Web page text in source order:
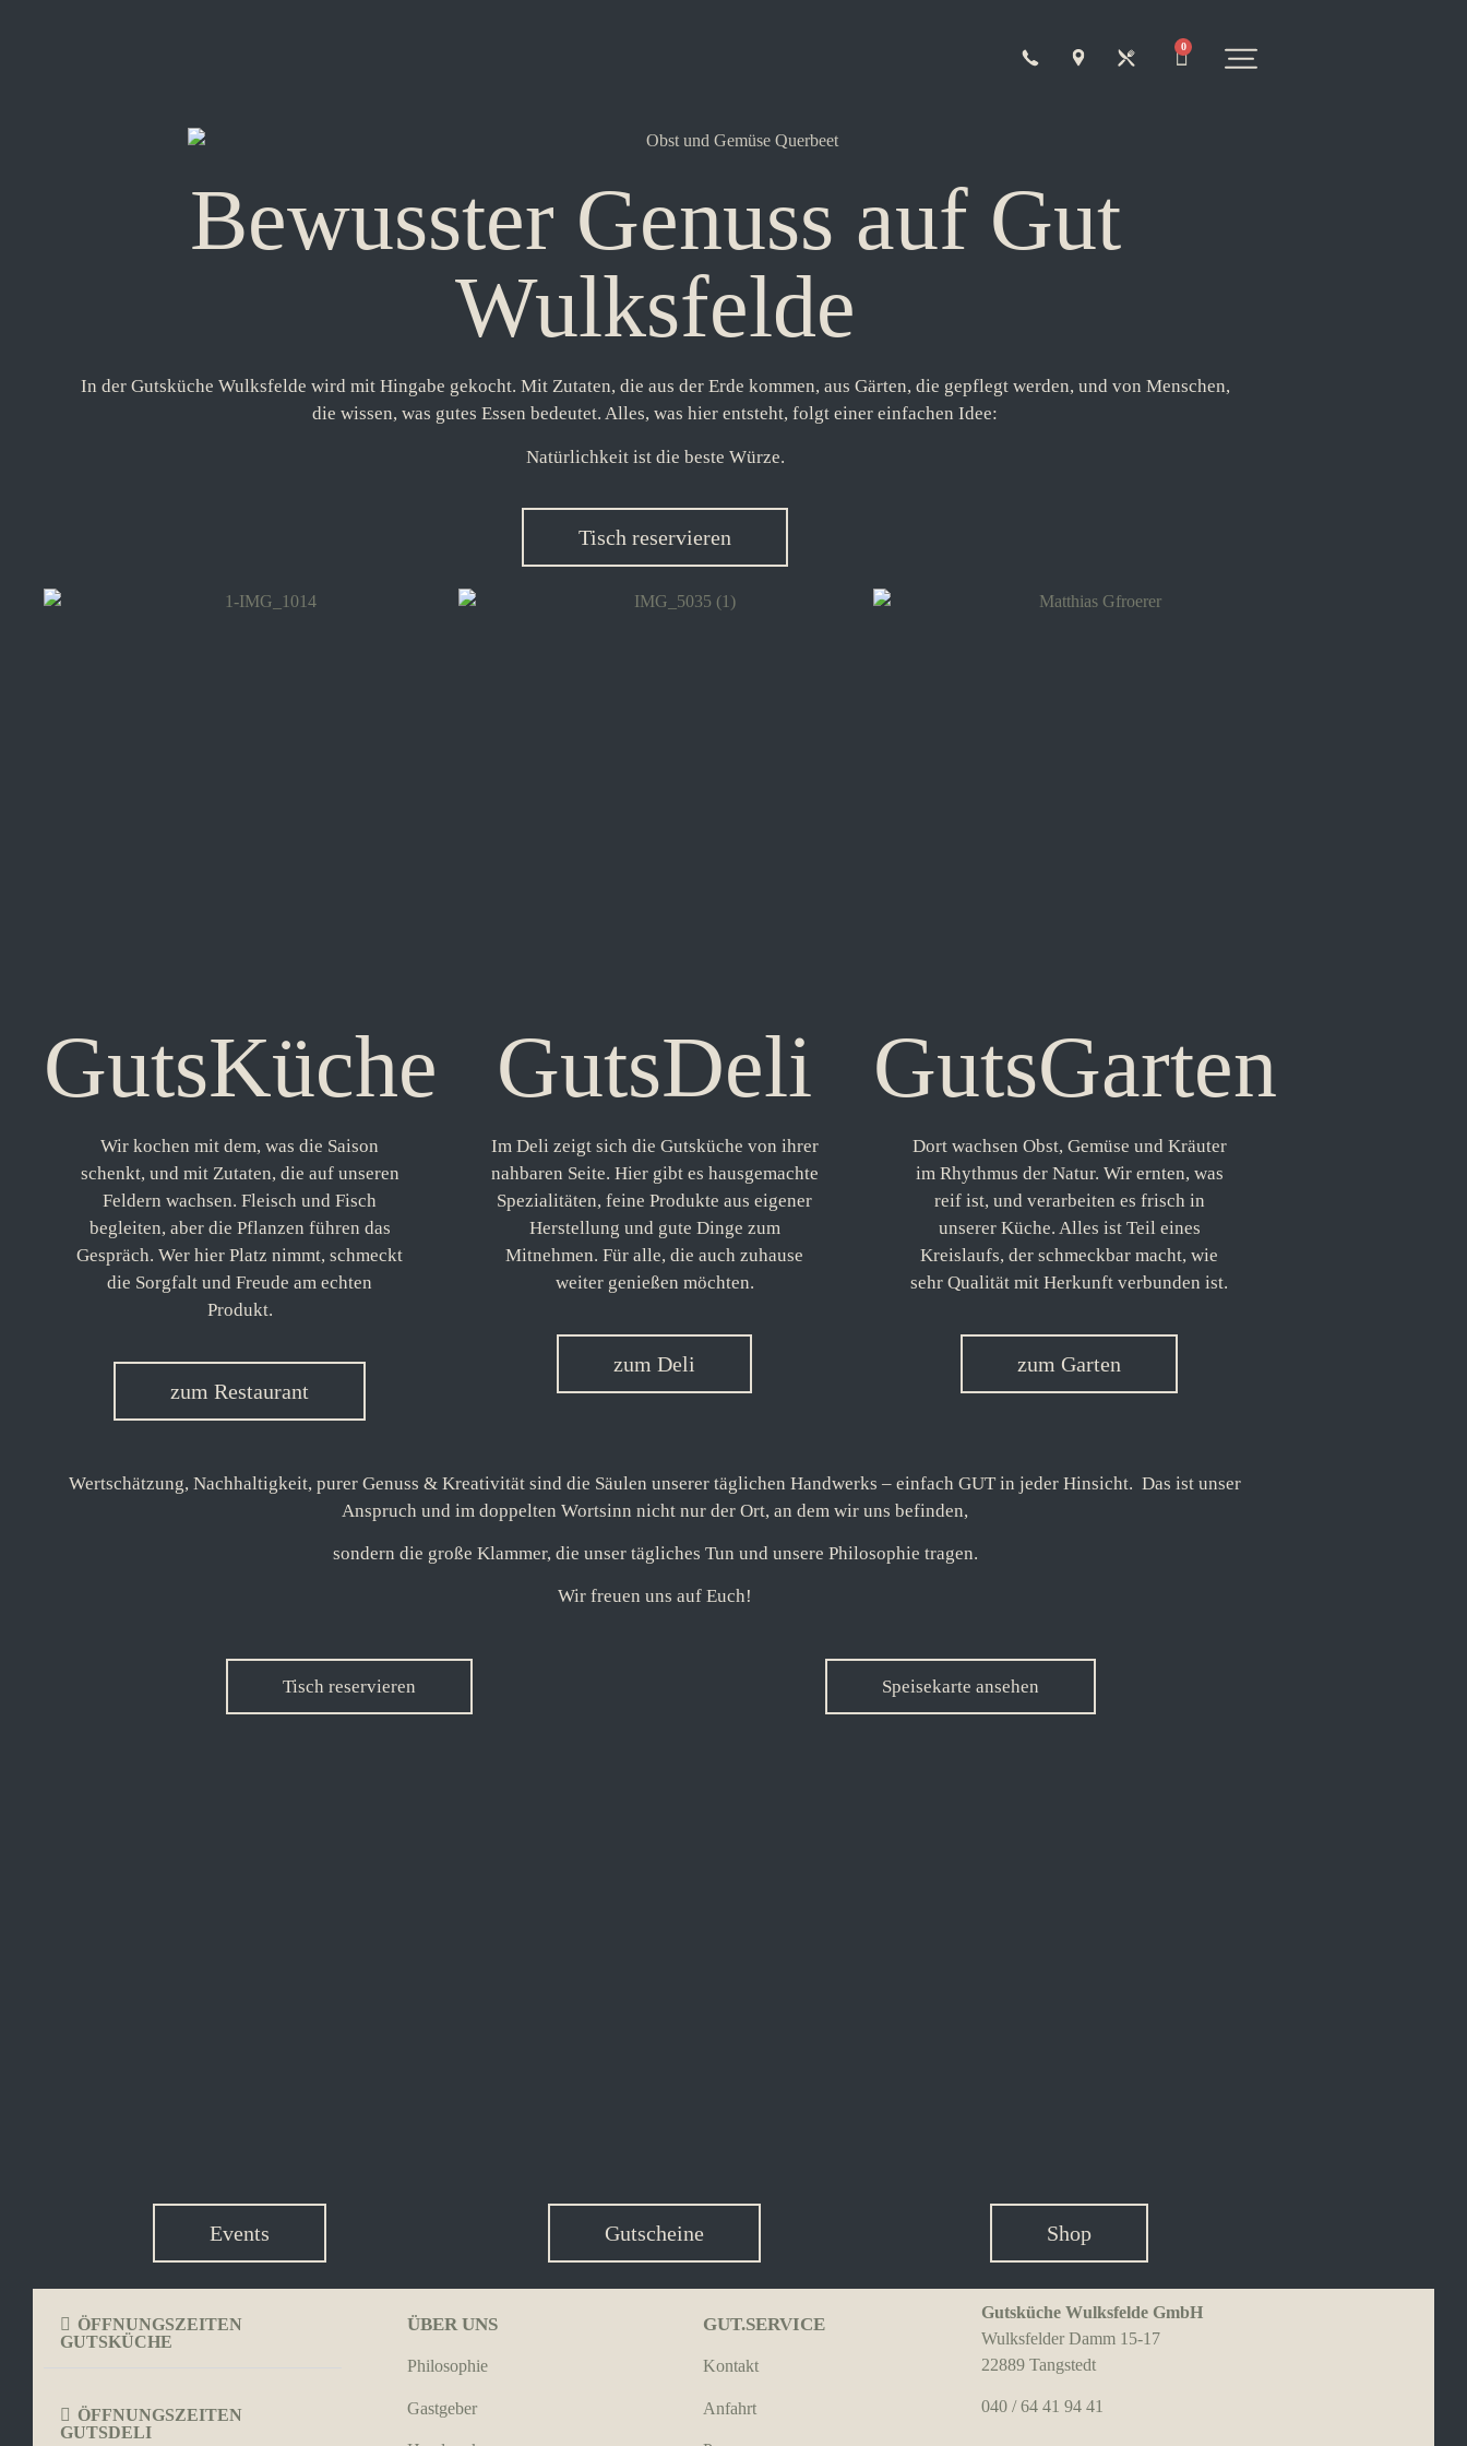
0
Bewusster Genuss auf Gut
Wulksfelde
In der Gutsküche Wulksfelde wird mit Hingabe gekocht. Mit Zutaten, die aus der Erde kommen, aus Gärten, die gepflegt werden, und von Menschen,
die wissen, was gutes Essen bedeutet. Alles, was hier entsteht, folgt einer einfachen Idee:
Natürlichkeit ist die beste Würze.
Tisch reservieren
GutsKüche
Wir kochen mit dem, was die Saison
schenkt, und mit Zutaten, die auf unseren
Feldern wachsen. Fleisch und Fisch
begleiten, aber die Pflanzen führen das
Gespräch. Wer hier Platz nimmt, schmeckt
die Sorgfalt und Freude am echten
Produkt.
zum Restaurant
GutsDeli
Im Deli zeigt sich die Gutsküche von ihrer
nahbaren Seite. Hier gibt es hausgemachte
Spezialitäten, feine Produkte aus eigener
Herstellung und gute Dinge zum
Mitnehmen. Für alle, die auch zuhause
weiter genießen möchten.
zum Deli
GutsGarten
Dort wachsen Obst, Gemüse und Kräuter
im Rhythmus der Natur. Wir ernten, was
reif ist, und verarbeiten es frisch in
unserer Küche. Alles ist Teil eines
Kreislaufs, der schmeckbar macht, wie
sehr Qualität mit Herkunft verbunden ist.
zum Garten
Wertschätzung, Nachhaltigkeit, purer Genuss & Kreativität sind die Säulen unserer täglichen Handwerks – einfach GUT in jeder Hinsicht. Das ist unser
Anspruch und im doppelten Wortsinn nicht nur der Ort, an dem wir uns befinden,
sondern die große Klammer, die unser tägliches Tun und unsere Philosophie tragen.
Wir freuen uns auf Euch!
Tisch reservieren Speisekarte ansehen
Events Gutscheine Shop
ÖFFNUNGSZEITEN
GUTSKÜCHE
ÖFFNUNGSZEITEN
GUTSDELI
ÜBER UNS
Philosophie
Gastgeber
GUT.SERVICE
Kontakt
Anfahrt
Gutsküche Wulksfelde GmbH
Wulksfelder Damm 15-17
22889 Tangstedt
040 / 64 41 94 41